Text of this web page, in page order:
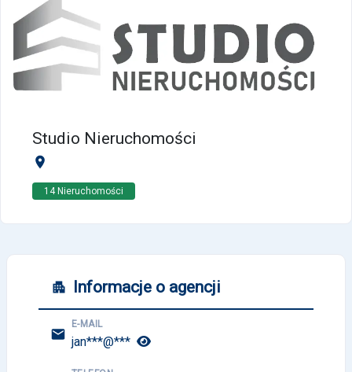
Studio Nieruchomości
14 Nieruchomości
Informacje o agencji
E-MAIL
jan***@***